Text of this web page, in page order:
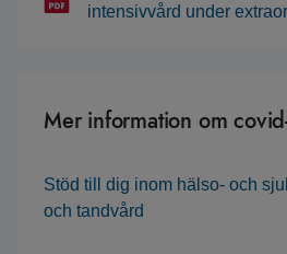
intensivvård under
Mer information om
Stöd till dig inom hälso- och
och tandvård